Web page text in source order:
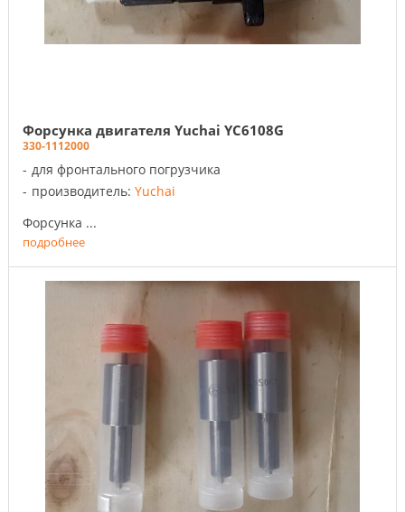
Форсунка двигателя Yuchai YC6108G
330-1112000
для фронтального погрузчика
производитель: Yuchai
Форсунка ...
подробнее